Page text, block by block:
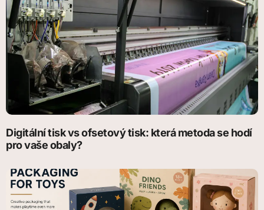
Digitální tisk vs ofsetový tisk: která metoda se hodí
pro vaše obaly?